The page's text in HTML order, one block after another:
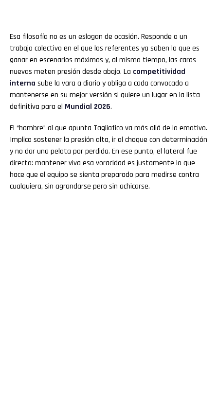
Esa filosofía no es un eslogan de ocasión. Responde a un
trabajo colectivo en el que los referentes ya saben lo que es
ganar en escenarios máximos y, al mismo tiempo, las caras
nuevas meten presión desde abajo. La competitividad
interna sube la vara a diario y obliga a cada convocado a
mantenerse en su mejor versión si quiere un lugar en la lista
definitiva para el Mundial 2026.
El “hambre” al que apunta Tagliafico va más allá de lo emotivo.
Implica sostener la presión alta, ir al choque con determinación
y no dar una pelota por perdida. En ese punto, el lateral fue
directo: mantener viva esa voracidad es justamente lo que
hace que el equipo se sienta preparado para medirse contra
cualquiera, sin agrandarse pero sin achicarse.